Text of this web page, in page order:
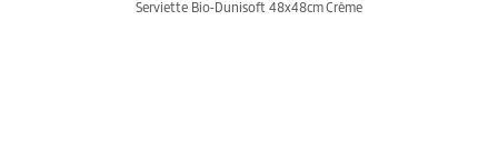
Serviette Bio-Dunisoft 48x48cm Crème